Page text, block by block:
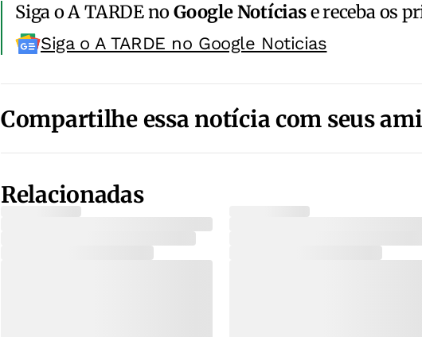
Siga o A TARDE noGoogle Notíciase receba os
Siga o A TARDE no Google Noticias
Compartilhe essa notícia com seus
Relacionadas